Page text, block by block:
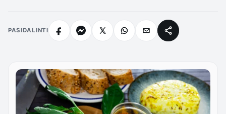
PASIDALINTI